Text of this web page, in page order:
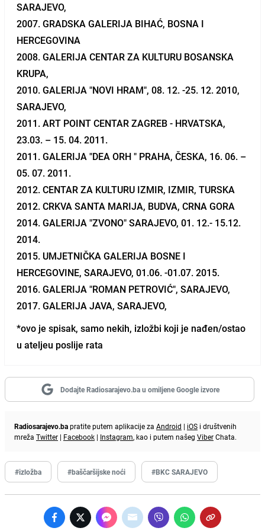
SARAJEVO,
2007. GRADSKA GALERIJA BIHAĆ, BOSNA I
HERCEGOVINA
2008. GALERIJA CENTAR ZA KULTURU BOSANSKA
KRUPA,
2010. GALERIJA "NOVI HRAM", 08. 12. -25. 12. 2010,
SARAJEVO,
2011. ART POINT CENTAR ZAGREB - HRVATSKA,
23.03. – 15. 04. 2011.
2011. GALERIJA "DEA ORH " PRAHA, ČESKA, 16. 06. –
05. 07. 2011.
2012. CENTAR ZA KULTURU IZMIR, IZMIR, TURSKA
2012. CRKVA SANTA MARIJA, BUDVA, CRNA GORA
2014. GALERIJA "ZVONO" SARAJEVO, 01. 12.- 15.12.
2014.
2015. UMJETNIČKA GALERIJA BOSNE I
HERCEGOVINE, SARAJEVO, 01.06. -01.07. 2015.
2016. GALERIJA "ROMAN PETROVIĆ", SARAJEVO,
2017. GALERIJA JAVA, SARAJEVO,
*ovo je spisak, samo nekih, izložbi koji je nađen/ostao
u ateljeu poslije rata
Dodajte Radiosarajevo.ba u omiljene Google izvore
Radiosarajevo.bapratite putem aplikacije za Android | iOS i društvenih
mreža Twitter | Facebook | Instagram, kao i putem našeg ViberChata.
#izložba #baščaršijske noći #BKC SARAJEVO